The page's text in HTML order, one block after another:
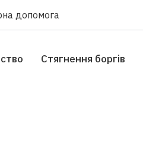
допомога
Стягнення боргiв